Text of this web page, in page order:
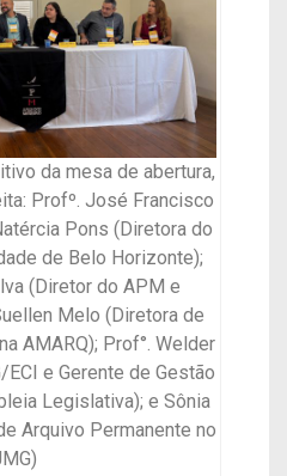
da mesa de abertura,
Profº. José Francisco
Pons (Diretora do
de Belo Horizonte);
(Diretor do APM e
Melo (Diretora de
AMARQ); Prof°. Welder
e Gerente de Gestão
Legislativa); e Sônia
Arquivo Permanente no